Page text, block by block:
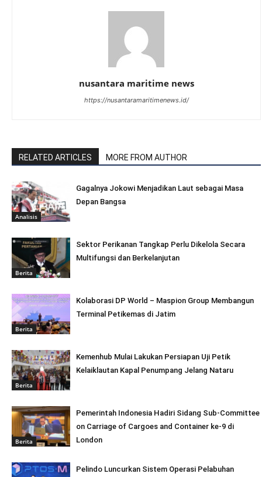
nusantara maritime news
https://nusantaramaritimenews.id/
RELATED ARTICLES MORE FROM AUTHOR
Analisis
Gagalnya Jokowi Menjadikan Laut sebagai Masa
Depan Bangsa
Berita
Sektor Perikanan Tangkap Perlu Dikelola Secara
Multifungsi dan Berkelanjutan
Berita
Kolaborasi DP World – Maspion Group Membangun
Terminal Petikemas di Jatim
Berita
Kemenhub Mulai Lakukan Persiapan Uji Petik
Kelaiklautan Kapal Penumpang Jelang Nataru
Berita
Pemerintah Indonesia Hadiri Sidang Sub-Committee
on Carriage of Cargoes and Container ke-9 di
London
Pelindo Luncurkan Sistem Operasi Pelabuhan